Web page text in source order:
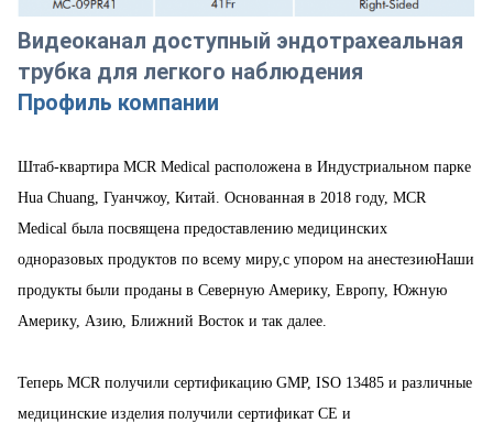
Видеоканал доступный эндотрахеальная
трубка для легкого наблюдения
Профиль компании
Штаб-квартира MCR Medical расположена в Индустриальном парке
Hua Chuang, Гуанчжоу, Китай. Основанная в 2018 году, MCR
Medical была посвящена предоставлению медицинских
одноразовых продуктов по всему миру,с упором на анестезиюНаши
продукты были проданы в Северную Америку, Европу, Южную
Америку, Азию, Ближний Восток и так далее.
Теперь MCR получили сертификацию GMP, ISO 13485 и различные
медицинские изделия получили сертификат CE и